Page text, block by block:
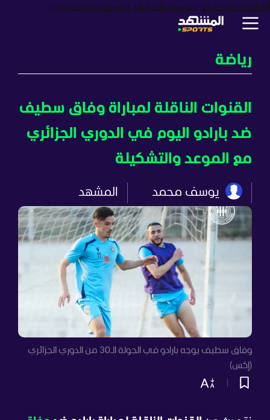
أخبار برامجالمشهد سبورتسالمشهد بزنسبودكاستترندات
رياضة
القنوات الناقلة لمباراة وفاق سطيف
ضد بارادو اليوم في الدوري الجزائري
مع الموعد والتشكيلة
يوسف محمد المشهد
وفاق سطيف يوجه بارادو في الجولة الـ30 من الدوري الجزائري
(إكس)